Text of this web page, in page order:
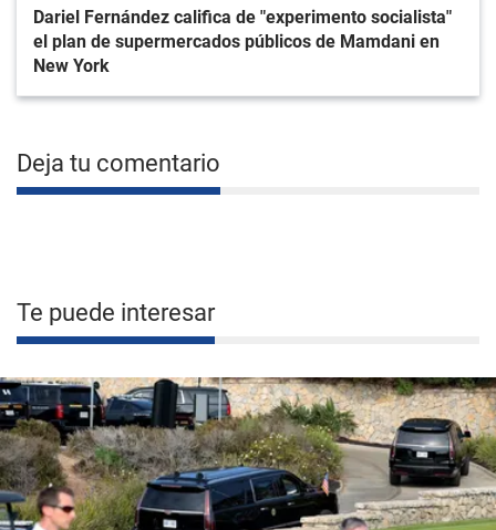
Dariel Fernández califica de "experimento socialista"
el plan de supermercados públicos de Mamdani en
New York
Deja tu comentario
Te puede interesar